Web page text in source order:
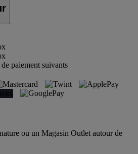
paiement suivants
ou un Magasin Outlet autour de